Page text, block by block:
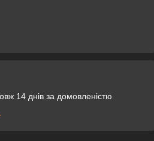
14 днів за домовленістю